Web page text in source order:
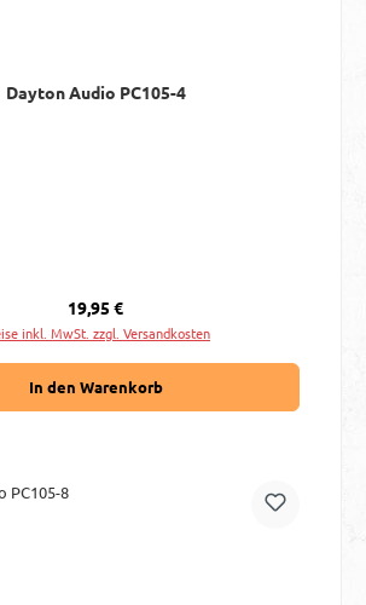
Dayton Audio PC105-4
Regulärer Preis:
19,95 €
inkl. MwSt. zzgl. Versandkosten
In den Warenkorb